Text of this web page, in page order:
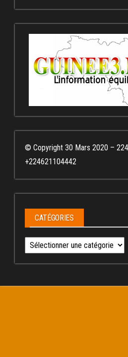
© Copyright 30 Mars 2020 –
+224621104442
CATÉGORIES
Catégories